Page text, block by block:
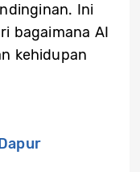
Ini
bagaimana AI
kehidupan